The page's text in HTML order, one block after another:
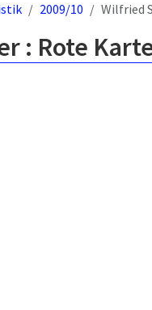
2009/10 Wilfried
: Rote